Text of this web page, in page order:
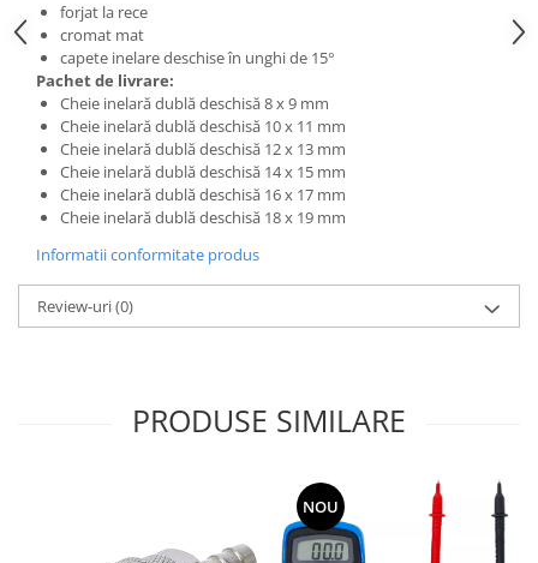
forjat la rece
cromat mat
capete inelare deschise în unghi de 15°
Pachet de livrare:
Cheie inelară dublă deschisă 8 x 9 mm
Cheie inelară dublă deschisă 10 x 11 mm
Cheie inelară dublă deschisă 12 x 13 mm
Cheie inelară dublă deschisă 14 x 15 mm
Cheie inelară dublă deschisă 16 x 17 mm
Cheie inelară dublă deschisă 18 x 19 mm
Informatii conformitate produs
Review-uri(0)
PRODUSE SIMILARE
NOU